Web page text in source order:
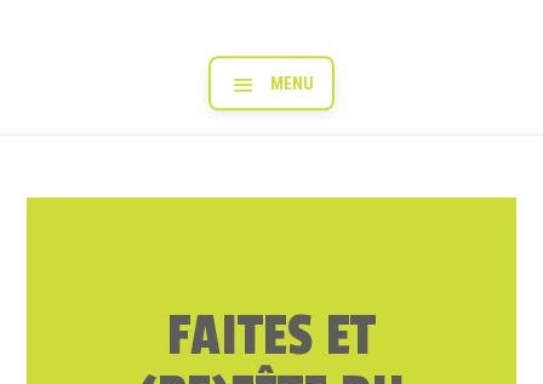
FAITES ET